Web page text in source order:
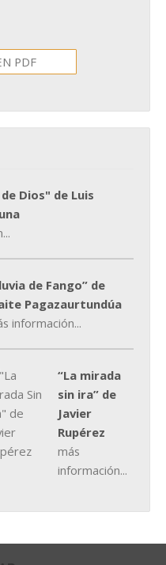
PDF
Dios" de Luis
de Fango” de
Pagazaurtundúa
información...
“La mirada
sin ira” de
Javier
Rupérez
más
información...